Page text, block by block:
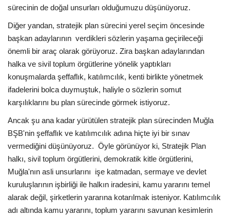
sürecinin de doğal unsurları olduğumuzu düşünüyoruz.
Diğer yandan, stratejik plan sürecini yerel seçim öncesinde
başkan adaylarının verdikleri sözlerin yaşama geçirileceği
önemli bir araç olarak görüyoruz. Zira başkan adaylarından
halka ve sivil toplum örgütlerine yönelik yaptıkları
konuşmalarda şeffaflık, katılımcılık, kenti birlikte yönetmek
ifadelerini bolca duymuştuk, haliyle o sözlerin somut
karşılıklarını bu plan sürecinde görmek istiyoruz.
Ancak şu ana kadar yürütülen stratejik plan sürecinden Muğla
BŞB'nin şeffaflık ve katılımcılık adına hiçte iyi bir sınav
vermediğini düşünüyoruz. Öyle görünüyor ki, Stratejik Plan
halkı, sivil toplum örgütlerini, demokratik kitle örgütlerini,
Muğla'nın asli unsurlarını işe katmadan, sermaye ve devlet
kuruluşlarının işbirliği ile halkın iradesini, kamu yararını temel
alarak değil, şirketlerin yararına kotarılmak isteniyor. Katılımcılık
adı altında kamu yararını, toplum yararını savunan kesimlerin